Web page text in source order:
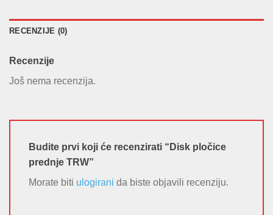
RECENZIJE (0)
Recenzije
Još nema recenzija.
Budite prvi koji će recenzirati “Disk pločice
prednje TRW”
Morate biti ulogirani da biste objavili recenziju.